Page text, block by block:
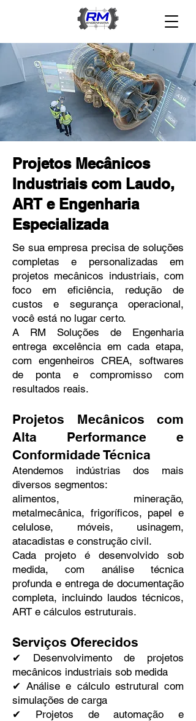
Projetos Mecânicos
Industriais com Laudo,
ART e Engenharia
Especializada
Se sua empresa precisa de soluções
completas e personalizadas em
projetos mecânicos industriais, com
foco em eficiência, redução de
custos e segurança operacional,
você está no lugar certo.
A RM Soluções de Engenharia
entrega excelência em cada etapa,
com engenheiros CREA, softwares
de ponta e compromisso com
resultados reais.
Projetos Mecânicos com
Alta Performance e
Conformidade Técnica
Atendemos indústrias dos mais
diversos segmentos:
alimentos, mineração,
metalmecânica, frigoríficos, papel e
celulose, móveis, usinagem,
atacadistas e construção civil.
Cada projeto é desenvolvido sob
medida, com análise técnica
profunda e entrega de documentação
completa, incluindo laudos técnicos,
ART e cálculos estruturais.
Serviços Oferecidos
✔ Desenvolvimento de projetos
mecânicos industriais sob medida
✔ Análise e cálculo estrutural com
simulações de carga
✔ Projetos de automação e